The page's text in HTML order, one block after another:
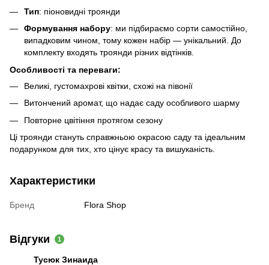
Тип: піоновидні троянди
Формування набору: ми підбираємо сорти самостійно,
випадковим чином, тому кожен набір — унікальний. До
комплекту входять троянди різних відтінків.
Особливості та переваги:
Великі, густомахрові квітки, схожі на півонії
Витончений аромат, що надає саду особливого шарму
Повторне цвітіння протягом сезону
Ці троянди стануть справжньою окрасою саду та ідеальним
подарунком для тих, хто цінує красу та вишуканість.
Характеристики
Бренд Flora Shop
Відгуки 1
Тусюк Зинаида